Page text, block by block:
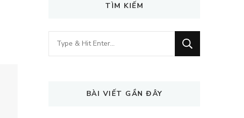
TÌM KIẾM
Looking
for
BÀI VIẾT GẦN ĐÂY